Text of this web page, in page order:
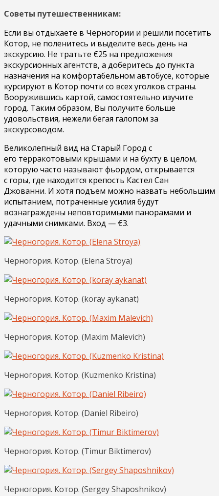
Советы путешественникам:
Если вы отдыхаете в Черногории и решили посетить
Котор, не поленитесь и выделите весь день на
экскурсию. Не тратьте €25 на предложения
экскурсионных агентств, а доберитесь до пункта
назначения на комфортабельном автобусе, которые
курсируют в Котор почти со всех уголков страны.
Вооружившись картой, самостоятельно изучите
город. Таким образом, Вы получите больше
удовольствия, нежели бегая галопом за
экскурсоводом.
Великолепный вид на Старый Город с
его терракотовыми крышами и на бухту в целом,
которую часто называют фьордом, открывается
с горы, где находится крепость Кастел Сан
Джованни. И хотя подъем можно назвать небольшим
испытанием, потраченные усилия будут
вознаграждены неповторимыми панорамами и
удачными снимками. Вход — €3.
Черногория. Котор. (Elena Stroya)
Черногория. Котор. (koray aykanat)
Черногория. Котор. (Maxim Malevich)
Черногория. Котор. (Kuzmenko Kristina)
Черногория. Котор. (Daniel Ribeiro)
Черногория. Котор. (Timur Biktimerov)
Черногория. Котор. (Sergey Shaposhnikov)